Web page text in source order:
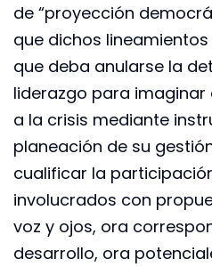
de “proyección
que dichos
que deba anularse la
liderazgo para
a la crisis mediante
planeación de su
cualificar la
involucrados con
voz y ojos, ora
desarrollo, ora